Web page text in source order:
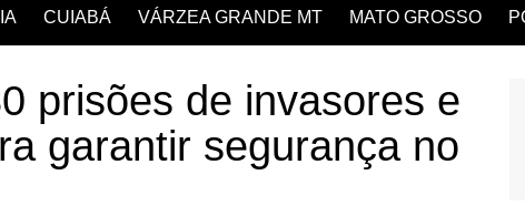
CUIABÁ VÁRZEA GRANDE MT MATO GROSSO
prisões de invasores e
garantir segurança no